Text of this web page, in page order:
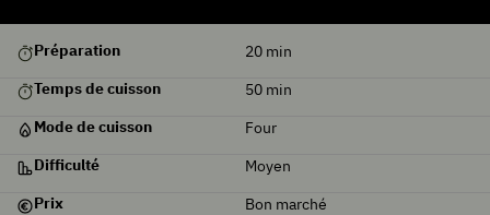
Préparation 20 min
Temps de cuisson
50 min
Mode de cuisson
Four
Difficulté
Moyen
Prix
Bon marché